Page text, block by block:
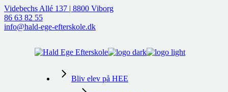
Skip
to
the
Videbechs Allé 137 | 8800 Viborg
86 63 82 55
info@hald-ege-efterskole.dk
Bliv elev på HEE